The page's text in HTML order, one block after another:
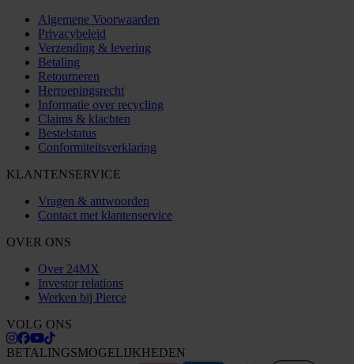
Algemene Voorwaarden
Privacybeleid
Verzending & levering
Betaling
Retourneren
Herroepingsrecht
Informatie over recycling
Claims & klachten
Bestelstatus
Conformiteitsverklaring
KLANTENSERVICE
Vragen & antwoorden
Contact met klantenservice
OVER ONS
Over 24MX
Investor relations
Werken bij Pierce
VOLG ONS
BETALINGSMOGELIJKHEDEN